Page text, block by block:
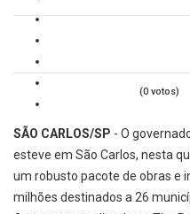
(0 votos)
SÃO CARLOS/SP - O
esteve em São Carlos, nesta
um robusto pacote de obras e
milhões destinados a 26